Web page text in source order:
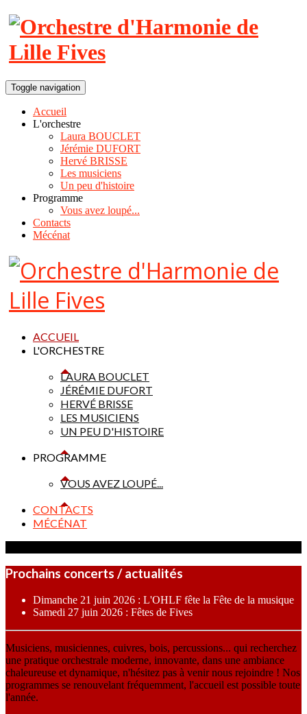
Toggle navigation
Accueil
L'orchestre
Laura BOUCLET
Jérémie DUFORT
Hervé BRISSE
Les musiciens
Un peu d'histoire
Programme
Vous avez loupé...
Contacts
Mécénat
ACCUEIL
L'ORCHESTRE
LAURA BOUCLET
JÉRÉMIE DUFORT
HERVÉ BRISSE
LES MUSICIENS
UN PEU D'HISTOIRE
PROGRAMME
VOUS AVEZ LOUPÉ...
CONTACTS
MÉCÉNAT
Prochains concerts / actualités
Dimanche 21 juin 2026 : L'OHLF fête la Fête de la musique
Samedi 27 juin 2026 : Fêtes de Fives
Musiciens, musiciennes, cuivres, bois, percussions... qui recherchez
une pratique orchestrale moderne, innovante, dans une ambiance
chaleureuse et dynamique, n'hésitez pas à venir nous rejoindre ! Nos
programmes se renouvelant fréquemment, l'accueil est possible toute
l'année.